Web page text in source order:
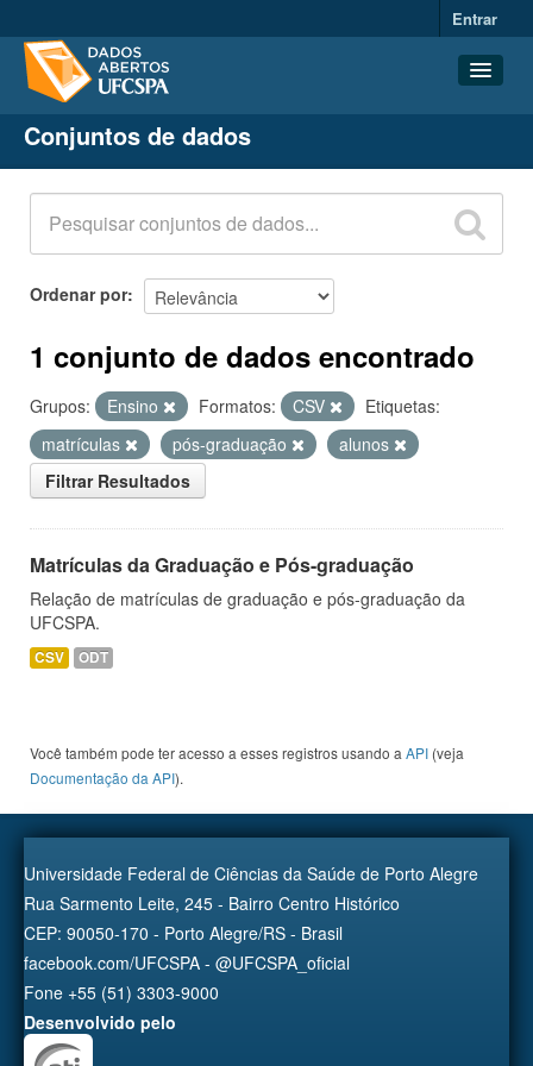
Entrar
Conjuntos de dados
Organizações
Grupos
Sobre
Conjuntos de dados
Ordenar por
1 conjunto de dados encontrado
Grupos: Ensino Formatos: CSV
Etiquetas:
matrículas
pós-graduação
alunos
Filtrar Resultados
Matrículas da Graduação e Pós-graduação
Relação de matrículas de graduação e pós-graduação da
UFCSPA.
CSV ODT
Você também pode ter acesso a esses registros usando a API (veja
Documentação da API).
Universidade Federal de Ciências da Saúde de Porto Alegre
Rua Sarmento Leite, 245 - Bairro Centro Histórico
CEP: 90050-170 - Porto Alegre/RS - Brasil
facebook.com/UFCSPA - @UFCSPA_oficial
Fone +55 (51) 3303-9000
Desenvolvido pelo